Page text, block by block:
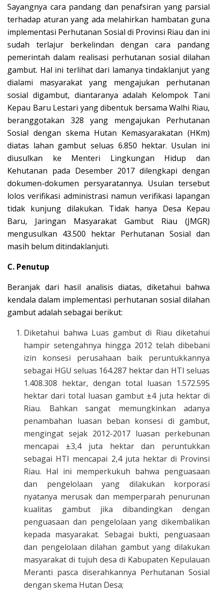
Sayangnya cara pandang dan penafsiran yang parsial
terhadap aturan yang ada melahirkan hambatan guna
implementasi Perhutanan Sosial di Provinsi Riau dan ini
sudah terlajur berkelindan dengan cara pandang
pemerintah dalam realisasi perhutanan sosial dilahan
gambut. Hal ini terlihat dari lamanya tindaklanjut yang
dialami masyarakat yang mengajukan perhutanan
sosial digambut, diantaranya adalah Kelompok Tani
Kepau Baru Lestari yang dibentuk bersama Walhi Riau,
beranggotakan 328 yang mengajukan Perhutanan
Sosial dengan skema Hutan Kemasyarakatan (HKm)
diatas lahan gambut seluas 6.850 hektar. Usulan ini
diusulkan ke Menteri Lingkungan Hidup dan
Kehutanan pada Desember 2017 dilengkapi dengan
dokumen-dokumen persyaratannya. Usulan tersebut
lolos verifikasi administrasi namun verifikasi lapangan
tidak kunjung dilakukan. Tidak hanya Desa Kepau
Baru, Jaringan Masyarakat Gambut Riau (JMGR)
mengusulkan 43.500 hektar Perhutanan Sosial dan
masih belum ditindaklanjuti.
C. Penutup
Beranjak dari hasil analisis diatas, diketahui bahwa
kendala dalam implementasi perhutanan sosial dilahan
gambut adalah sebagai berikut:
Diketahui bahwa Luas gambut di Riau diketahui
hampir setengahnya hingga 2012 telah dibebani
izin konsesi perusahaan baik peruntukkannya
sebagai HGU seluas 164.287 hektar dan HTI seluas
1.408.308 hektar, dengan total luasan 1.572.595
hektar dari total luasan gambut ±4 juta hektar di
Riau. Bahkan sangat memungkinkan adanya
penambahan luasan beban konsesi di gambut,
mengingat sejak 2012-2017 luasan perkebunan
mencapai ±3,4 juta hektar dan peruntukkan
sebagai HTI mencapai 2,4 juta hektar di Provinsi
Riau. Hal ini memperkukuh bahwa penguasaan
dan pengelolaan yang dilakukan korporasi
nyatanya merusak dan memperparah penurunan
kualitas gambut jika dibandingkan dengan
penguasaan dan pengelolaan yang dikembalikan
kepada masyarakat. Sebagai bukti, penguasaan
dan pengelolaan dilahan gambut yang dilakukan
masyarakat di tujuh desa di Kabupaten Kepulauan
Meranti pasca diserahkannya Perhutanan Sosial
dengan skema Hutan Desa;